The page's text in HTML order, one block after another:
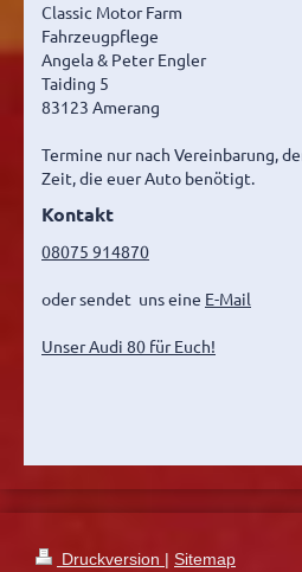
Classic Motor Farm
Fahrzeugpflege
Angela & Peter Engler
Taiding 5
83123 Amerang
Termine nur nach Vereinbarung,
Zeit, die euer Auto benötigt.
Kontakt
08075 914870
oder sendet uns eine E-Mail
Unser Audi 80 für Euch!
Druckversion | Sitemap